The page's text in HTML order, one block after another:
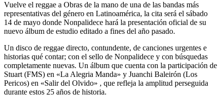
Vuelve el reggae a Obras de la mano de una de las bandas más
representativas del género en Latinoamérica, la cita será el sábado
14 de mayo donde Nonpalidece hará la presentación oficial de su
nuevo álbum de estudio editado a fines del año pasado.
Un disco de reggae directo, contundente, de canciones urgentes e
historias qué contar; con el sello de Nonpalidece y con búsquedas
completamente nuevas. Un álbum que cuenta con la participación de
Stuart(FMS) en «La Alegria Manda» y Juanchi Baleirón (Los
Pericos) en «Salir del Olvido» , que refleja la amplitud perseguida
durante estos 25 años de historia.